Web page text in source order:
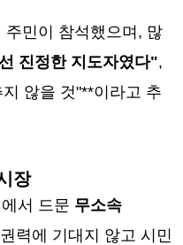
주민이 참석했으며, 많
진정한 지도자였다",
않을 것"**이라고 추
장
서 드문 무소속
력에 기대지 않고 시민